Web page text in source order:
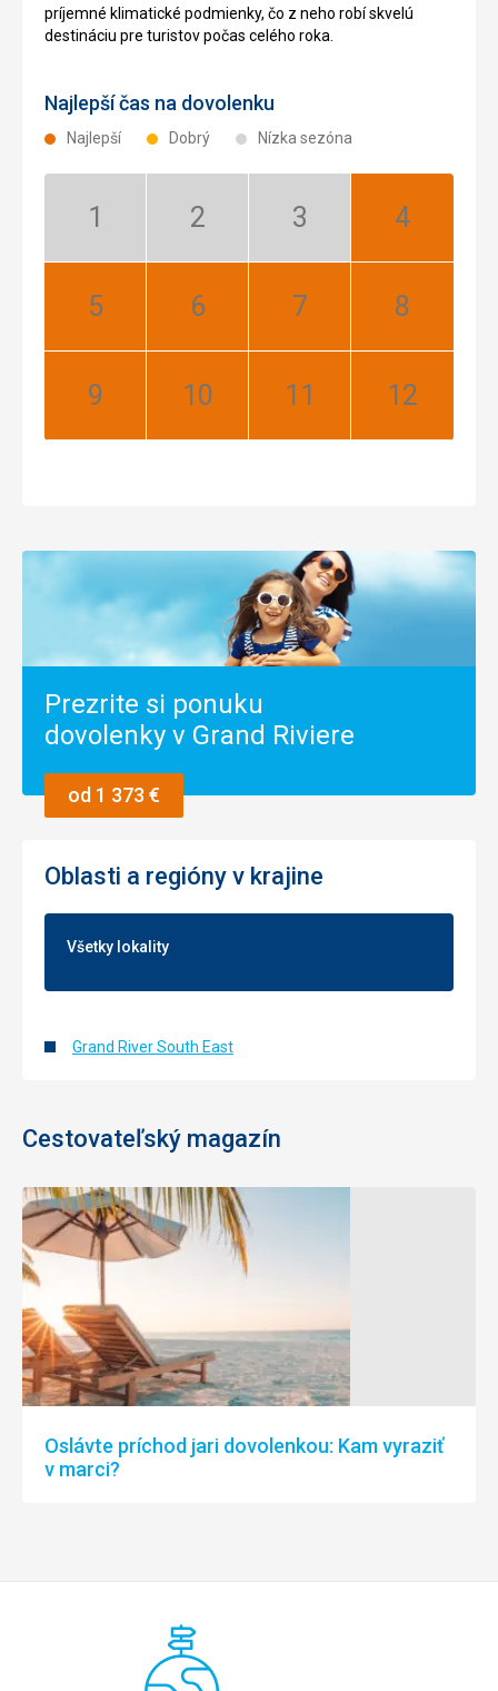
príjemné klimatické podmienky, čo z neho robí skvelú
destináciu pre turistov počas celého roka.
Najlepší čas na dovolenku
Najlepší Dobrý Nízka sezóna
Január:
Február:
Marec:
Apríl:
Máj:
Jún:
Júl:
August:
September:
Október:
November:
December:
Prezrite si ponuku
dovolenky v Grand Riviere
od 1 373 €
Oblasti a regióny v krajine
Všetky lokality
Grand River South East
Cestovateľský magazín
Oslávte príchod jari dovolenkou: Kam vyraziť
v marci?